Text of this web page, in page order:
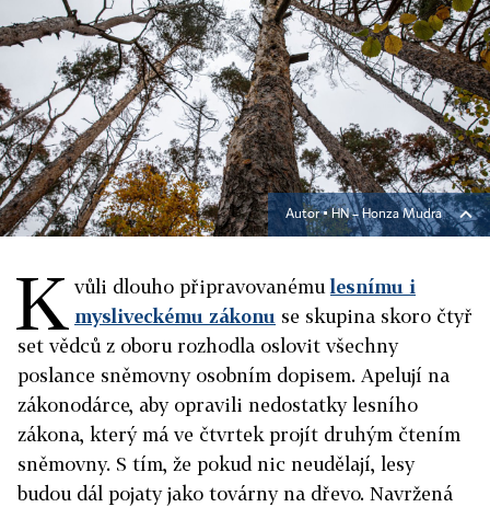
Autor ▪HN – Honza Mudra
K vůli dlouho připravovanému lesnímu i
mysliveckému zákonu se skupina skoro čtyř
set vědců z oboru rozhodla oslovit všechny
poslance sněmovny osobním dopisem. Apelují na
zákonodárce, aby opravili nedostatky lesního
zákona, který má ve čtvrtek projít druhým čtením
sněmovny. S tím, že pokud nic neudělají, lesy
budou dál pojaty jako továrny na dřevo. Navržená